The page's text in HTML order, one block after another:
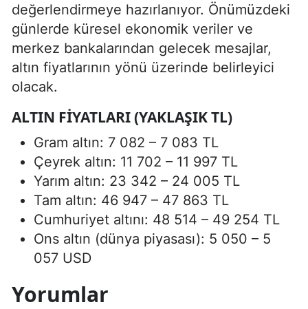
değerlendirmeye hazırlanıyor. Önümüzdeki
günlerde küresel ekonomik veriler ve
merkez bankalarından gelecek mesajlar,
altın fiyatlarının yönü üzerinde belirleyici
olacak.
ALTIN FIYATLARI (YAKLAŞIK TL)
Gram altın: 7 082 – 7 083 TL
Çeyrek altın: 11 702 – 11 997 TL
Yarım altın: 23 342 – 24 005 TL
Tam altın: 46 947 – 47 863 TL
Cumhuriyet altını: 48 514 – 49 254 TL
Ons altın (dünya piyasası): 5 050 – 5
057 USD
Yorumlar